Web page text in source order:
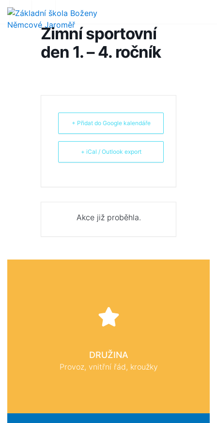
Zimní sportovní
den 1. – 4. ročník
+ Přidat do Google kalendáře
+ iCal / Outlook export
Akce již proběhla.
DRUŽINA
Provoz, vnitřní řád, kroužky